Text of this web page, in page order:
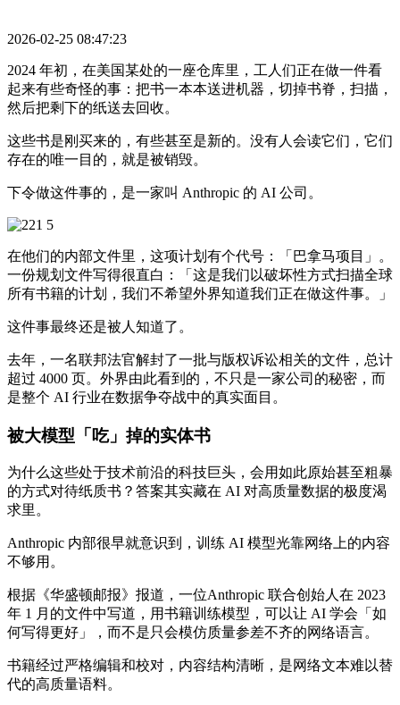
2026-02-25 08:47:23
2024 年初，在美国某处的一座仓库里，工人们正在做一件看
起来有些奇怪的事：把书一本本送进机器，切掉书脊，扫描，
然后把剩下的纸送去回收。
这些书是刚买来的，有些甚至是新的。没有人会读它们，它们
存在的唯一目的，就是被销毁。
下令做这件事的，是一家叫 Anthropic 的 AI 公司。
在他们的内部文件里，这项计划有个代号：「巴拿马项目」。
一份规划文件写得很直白：「这是我们以破坏性方式扫描全球
所有书籍的计划，我们不希望外界知道我们正在做这件事。」
这件事最终还是被人知道了。
去年，一名联邦法官解封了一批与版权诉讼相关的文件，总计
超过 4000 页。外界由此看到的，不只是一家公司的秘密，而
是整个 AI 行业在数据争夺战中的真实面目。
被大模型「吃」掉的实体书
为什么这些处于技术前沿的科技巨头，会用如此原始甚至粗暴
的方式对待纸质书？答案其实藏在 AI 对高质量数据的极度渴
求里。
Anthropic 内部很早就意识到，训练 AI 模型光靠网络上的内容
不够用。
根据《华盛顿邮报》报道，一位Anthropic 联合创始人在 2023
年 1 月的文件中写道，用书籍训练模型，可以让 AI 学会「如
何写得更好」，而不是只会模仿质量参差不齐的网络语言。
书籍经过严格编辑和校对，内容结构清晰，是网络文本难以替
代的高质量语料。